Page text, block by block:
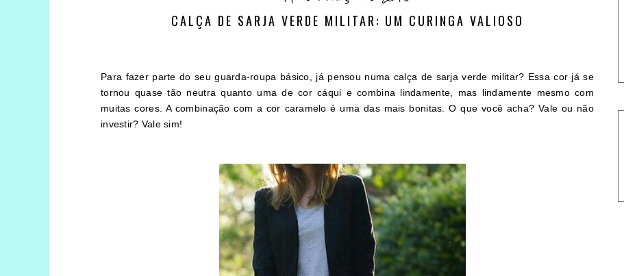
CALÇA DE SARJA VERDE MILITAR: UM CURINGA VALIOSO
Para fazer parte do seu guarda-roupa básico, já pensou numa calça de sarja verde militar? Essa cor já se
tornou quase tão neutra quanto uma de cor cáqui e combina lindamente, mas lindamente mesmo com
muitas cores. A combinação com a cor caramelo é uma das mais bonitas. O que você acha? Vale ou não
investir? Vale sim!